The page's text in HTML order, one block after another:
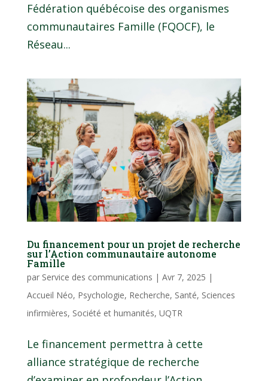
Fédération québécoise des organismes
communautaires Famille (FQOCF), le
Réseau...
Du financement pour un projet de recherche
sur l’Action communautaire autonome
Famille
par Service des communications | Avr 7, 2025 |
Accueil Néo, Psychologie, Recherche, Santé, Sciences
infirmières, Société et humanités, UQTR
Le financement permettra à cette
alliance stratégique de recherche